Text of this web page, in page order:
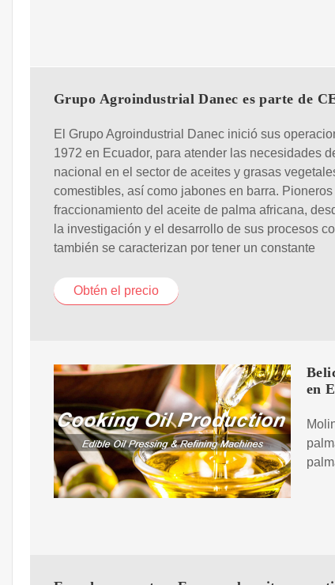
Grupo Agroindustrial Danec es parte de
El Grupo Agroindustrial Danec inició sus
1972 en Ecuador, para atender las necesidades
nacional en el sector de aceites y grasas
comestibles, así como jabones en barra. Pioneros
fraccionamiento del aceite de palma africana,
la investigación y el desarrollo de sus procesos
también se caracterizan por tener un constante
Obtén el precio
en